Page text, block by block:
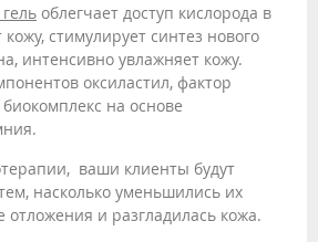
облегчает доступ кислорода в
стимулирует синтез нового
интенсивно увлажняет кожу.
оксиластил, фактор
на основе
ваши клиенты будут
насколько уменьшились их
и разгладилась кожа.